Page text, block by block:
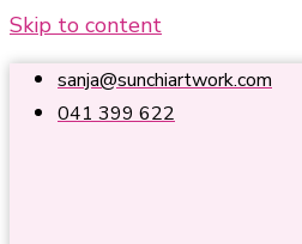
Skip to content
sanja@sunchiartwork.com
041 399 622